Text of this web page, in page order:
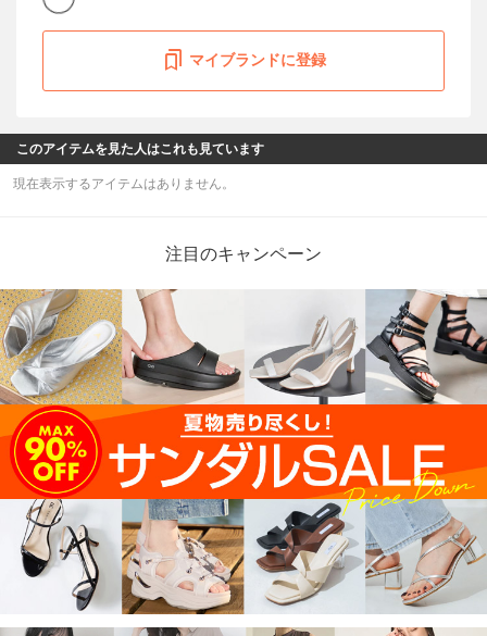
マイブランドに登録
このアイテムを見た人はこれも見ています
現在表示するアイテムはありません。
注目のキャンペーン